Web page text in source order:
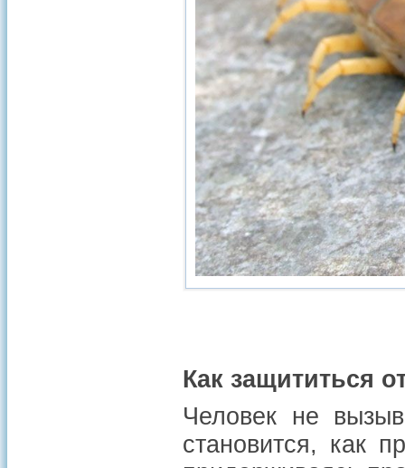
Как защититься
Человек не
становится, как